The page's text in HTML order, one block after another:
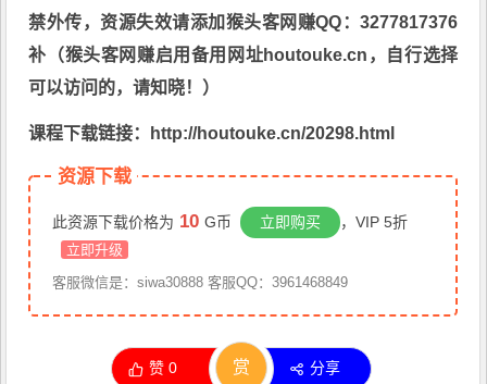
禁外传，资源失效请添加猴头客网赚QQ：3277817376
补（猴头客网赚启用备用网址houtouke.cn，自行选择
可以访问的，请知晓！）
课程下载链接：http://houtouke.cn/20298.html
资源下载
此资源下载价格为 10 G币 立即购买 ，VIP 5折
立即升级
客服微信是：siwa30888 客服QQ：3961468849
赞0 赏 分享